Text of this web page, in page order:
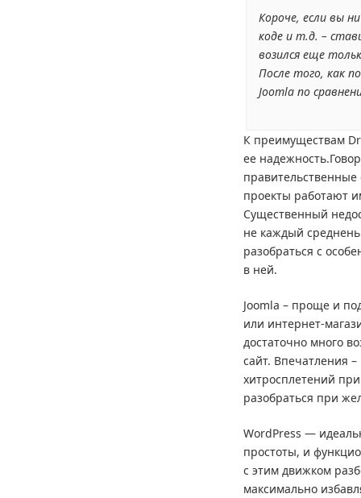
Короче, если вы
коде и т.д. –
возился еще
После того, как
Joomla по
К преимуществам
ее
проекты работают
Существенный
не каждый
разобраться с
в ней.
Joomla – проще и
или интернет-
достаточно много
сайт. Впечатления –
хитросплетений
разобраться при
WordPress —
простоты, и
с этим движком
максимально